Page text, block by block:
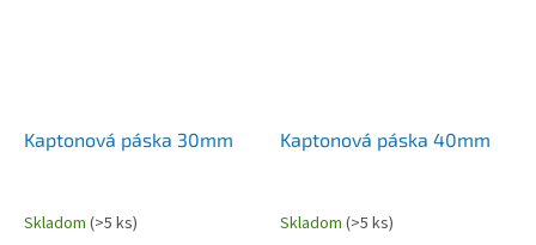
Kaptonová páska 30mm
Skladom (>5 ks)
Kaptonová páska 40mm
Skladom (>5 ks)